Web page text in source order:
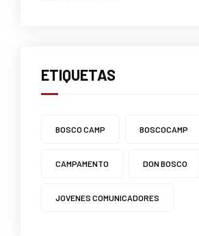
ETIQUETAS
BOSCO CAMP BOSCOCAMP
CAMPAMENTO DON BOSCO
JOVENES COMUNICADORES